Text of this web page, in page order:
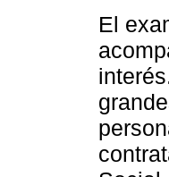
El